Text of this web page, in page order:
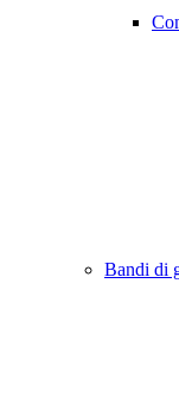
Bandi di